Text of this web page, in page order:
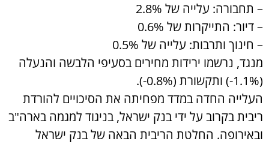
– תחבורה: עלייה של 2.8%
– דיור: התייקרות של 0.6%
– חינוך ותרבות: עלייה של 0.5%
מנגד, נרשמו ירידות מחירים בסעיפי הלבשה והנעלה
(1.1%-) ותקשורת (0.8%-).
העלייה החדה במדד מפחיתה את הסיכויים להורדת
ריבית בקרוב על ידי בנק ישראל, בניגוד למגמה בארה"ב
ובאירופה. החלטת הריבית הבאה של בנק ישראל